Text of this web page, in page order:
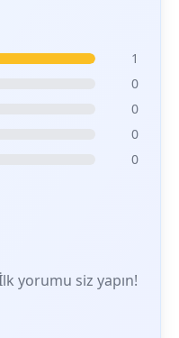
1
0
0
0
0
yorumu siz yapın!